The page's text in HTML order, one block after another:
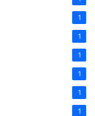
1
1
1
1
1
1